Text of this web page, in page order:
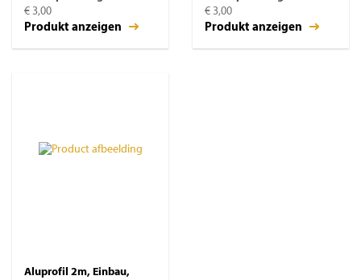
€ 3,00
Produkt anzeigen
€ 3,00
Produkt anzeigen
Aluprofil 2m, Einbau,